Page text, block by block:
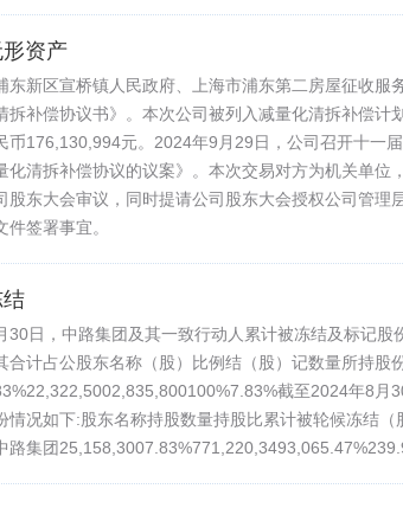
形资产
东新区宣桥镇人民政府、上海市浦东第二房屋征收服
拆补偿协议书》。本次公司被列入减量化清拆补偿计
币176,130,994元。2024年9月29日，公司召开十一
化清拆补偿协议的议案》。本次交易对方为机关单位
股东大会审议，同时提请公司股东大会授权公司管理
签署事宜。
结
日，中路集团及其一致行动人累计被冻结及标记股
合计占公股东名称（股）比例结（股）记数量所持股
截至2024年8月
情况如下:股东名称持股数量持股比累计被轮候冻结
路集团